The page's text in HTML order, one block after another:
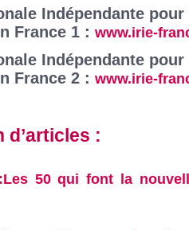
Indépendante
France 1 : www.irie-
Indépendante
France 2 : www.irie-
d’articles :
50 qui font la